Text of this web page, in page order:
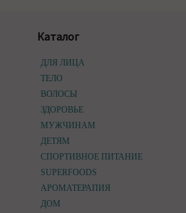
Каталог
ДЛЯ ЛИЦА
ТЕЛО
ВОЛОСЫ
ЗДОРОВЬЕ
МУЖЧИНАМ
ДЕТЯМ
СПОРТИВНОЕ ПИТАНИЕ
SUPERFOODS
АРОМАТЕРАПИЯ
ДОМ